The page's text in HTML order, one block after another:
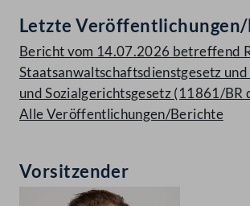
Letzte
Bericht vom 14.07.2026 betreffend
Staatsanwaltschaftsdienstgesetz
und Sozialgerichtsgesetz (11861/BR
Alle Veröffentlichungen/Berichte
Vorsitzender